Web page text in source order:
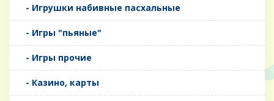
- Игрушки набивные пасхальные
- Игры "пьяные"
- Игры прочие
- Казино, карты